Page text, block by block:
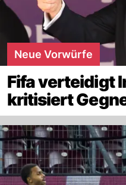
Neue Vorwürfe
Fifa verteidigt
kritisiert